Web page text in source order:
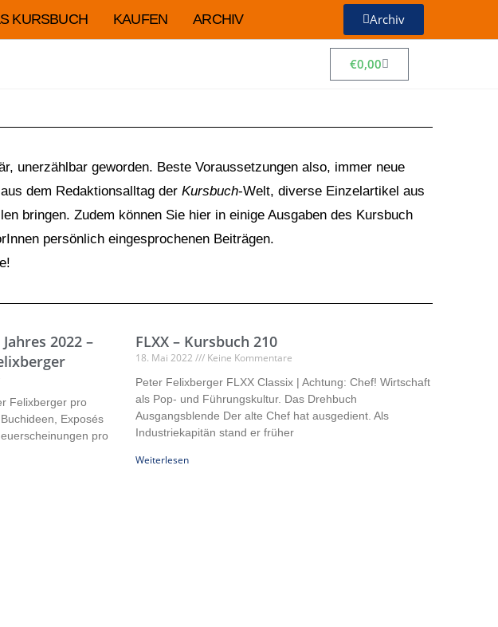
KURSBUCH KAUFEN ARCHIV Archiv
€0,00
unerzählbar geworden. Beste Voraussetzungen also, immer neue
dem Redaktionsalltag der Kursbuch-Welt, diverse Einzelartikel aus
bringen. Zudem können Sie hier in einige Ausgaben des Kursbuch
persönlich eingesprochenen Beiträgen.
2022 –
Felixberger pro
Exposés
pro
FLXX – Kursbuch 210
18. Mai 2022 Keine Kommentare
Peter Felixberger FLXX Classix | Achtung: Chef! Wirtschaft
als Pop- und Führungskultur. Das Drehbuch
Ausgangsblende Der alte Chef hat ausgedient. Als
Industriekapitän stand er früher
Weiterlesen